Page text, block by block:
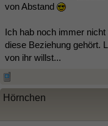
von Abstand
Ich hab noch immer
diese Beziehung gehört.
von ihr willst...
Hörnchen